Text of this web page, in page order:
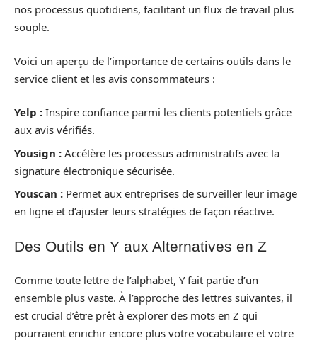
nos processus quotidiens, facilitant un flux de travail plus
souple.
Voici un aperçu de l’importance de certains outils dans le
service client et les avis consommateurs :
Yelp : Inspire confiance parmi les clients potentiels grâce
aux avis vérifiés.
Yousign : Accélère les processus administratifs avec la
signature électronique sécurisée.
Youscan : Permet aux entreprises de surveiller leur image
en ligne et d’ajuster leurs stratégies de façon réactive.
Des Outils en Y aux Alternatives en Z
Comme toute lettre de l’alphabet, Y fait partie d’un
ensemble plus vaste. À l’approche des lettres suivantes, il
est crucial d’être prêt à explorer des mots en Z qui
pourraient enrichir encore plus votre vocabulaire et votre